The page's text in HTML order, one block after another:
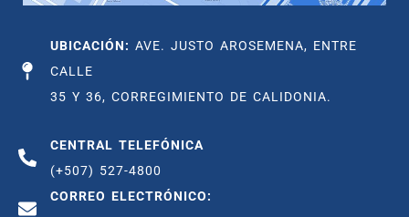
UBICACIÓN: AVE. JUSTO AROSEMENA, ENTRE
CALLE
35 Y 36, CORREGIMIENTO DE CALIDONIA.
CENTRAL TELEFÓNICA
(+507) 527-4800
CORREO ELECTRÓNICO: